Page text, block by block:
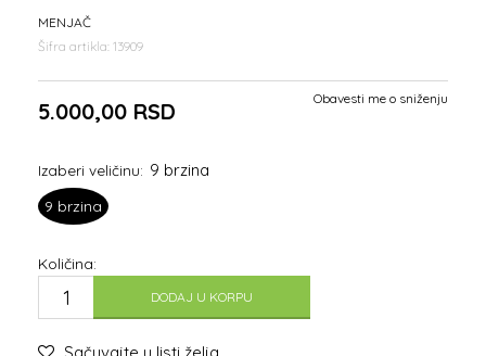
MENJAČ
Šifra artikla: 13909
5.000,00 RSD Obavesti me o sniženju
Izaberi veličinu: 9 brzina
9 brzina
Količina:
DODAJ U KORPU